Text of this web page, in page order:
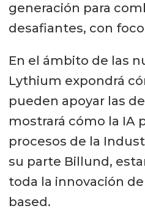
generación para
desafiantes, con
En el ámbito de las
Lythium expondrá
pueden apoyar las
mostrará cómo la IA
procesos de la
su parte Billund,
toda la innovación
based.